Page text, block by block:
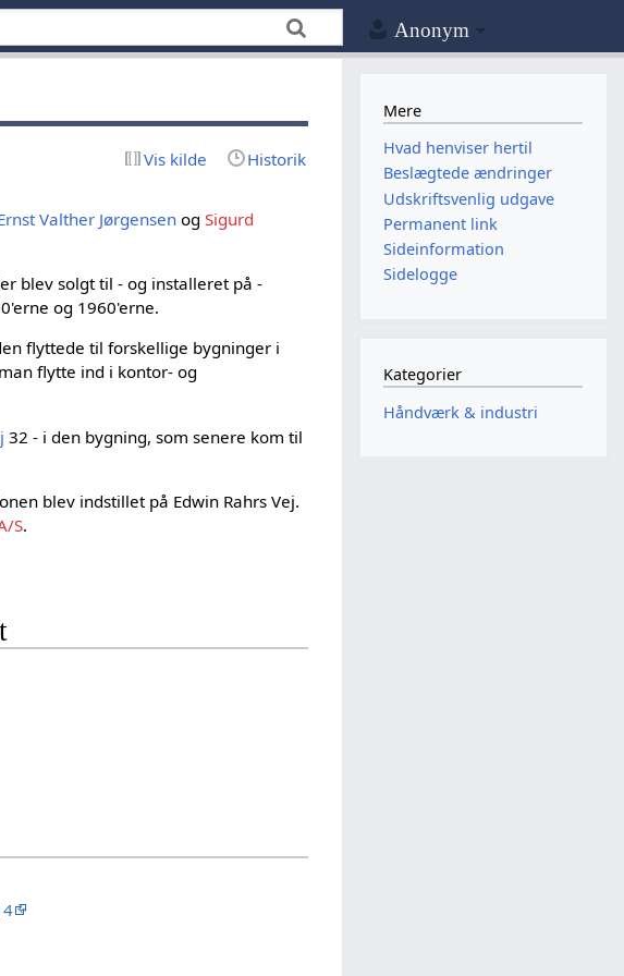
Anonym
Vis kilde Historik
Valther JørgensenogSigurd
blev solgt til - og installeret på -
og 1960'erne.
flyttede til forskellige bygninger i
flytte ind i kontor- og
32 - i den bygning, som senere kom til
blev indstillet på Edwin Rahrs Vej.
S.
Mere
Hvad henviser hertil
Beslægtede ændringer
Udskriftsvenlig udgave
Permanent link
Sideinformation
Sidelogge
Kategorier
Håndværk & industri